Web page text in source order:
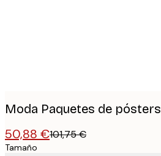
Moda Paquetes de pósters
50,88 €101,75 €
Tamaño